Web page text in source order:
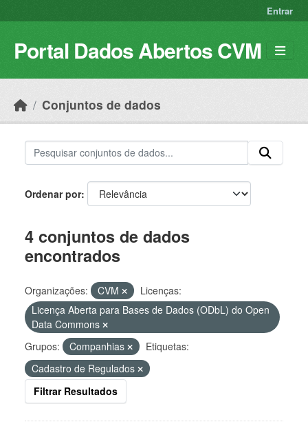
Entrar
Portal Dados Abertos CVM
Conjuntos de dados
Ordenar por
4 conjuntos de dados
encontrados
Organizações: CVM
Licenças:
Licença Aberta para Bases de Dados (ODbL) do Open
Data Commons
Grupos:
Companhias
Etiquetas:
Cadastro de Regulados
Filtrar Resultados